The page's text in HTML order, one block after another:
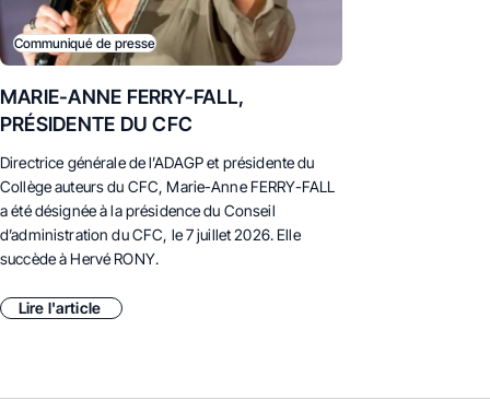
Communiqué de presse
MARIE-ANNE FERRY-FALL,
PRÉSIDENTE DU CFC
Directrice générale de l’ADAGP et présidente du
Collège auteurs du CFC, Marie-Anne FERRY-FALL
a été désignée à la présidence du Conseil
d’administration du CFC, le 7 juillet 2026. Elle
succède à Hervé RONY.
Lire l'article